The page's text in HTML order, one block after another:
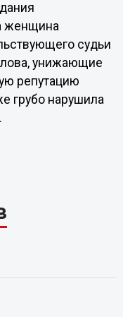
женщина
судьи
унижающие
репутацию
грубо нарушила